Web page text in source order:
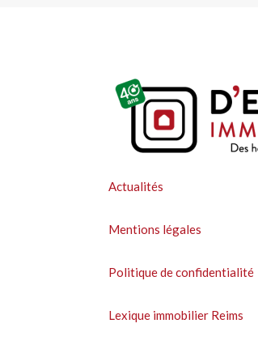
Actualités
Mentions légales
Politique de confidentialité
Lexique immobilier Reims